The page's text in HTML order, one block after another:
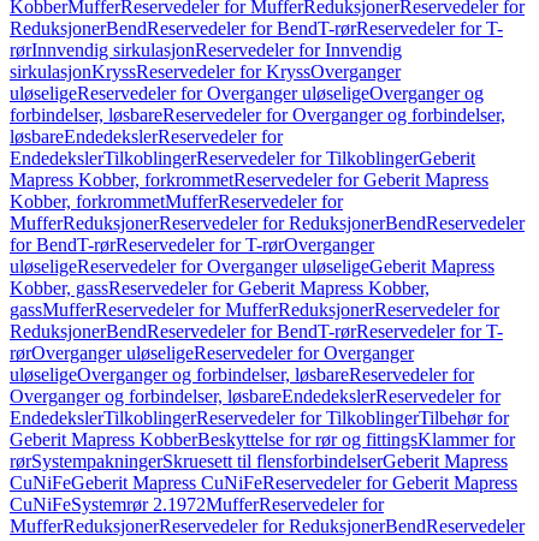
KobberMufferReservedeler for MufferReduksjonerReservedeler for
ReduksjonerBendReservedeler for BendT-rørReservedeler for T-
rørInnvendig sirkulasjonReservedeler for Innvendig
sirkulasjonKryssReservedeler for KryssOverganger
uløseligeReservedeler for Overganger uløseligeOverganger og
forbindelser, løsbareReservedeler for Overganger og forbindelser,
løsbareEndedekslerReservedeler for
EndedekslerTilkoblingerReservedeler for TilkoblingerGeberit
Mapress Kobber, forkrommetReservedeler for Geberit Mapress
Kobber, forkrommetMufferReservedeler for
MufferReduksjonerReservedeler for ReduksjonerBendReservedeler
for BendT-rørReservedeler for T-rørOverganger
uløseligeReservedeler for Overganger uløseligeGeberit Mapress
Kobber, gassReservedeler for Geberit Mapress Kobber,
gassMufferReservedeler for MufferReduksjonerReservedeler for
ReduksjonerBendReservedeler for BendT-rørReservedeler for T-
rørOverganger uløseligeReservedeler for Overganger
uløseligeOverganger og forbindelser, løsbareReservedeler for
Overganger og forbindelser, løsbareEndedekslerReservedeler for
EndedekslerTilkoblingerReservedeler for TilkoblingerTilbehør for
Geberit Mapress KobberBeskyttelse for rør og fittingsKlammer for
rørSystempakningerSkruesett til flensforbindelserGeberit Mapress
CuNiFeGeberit Mapress CuNiFeReservedeler for Geberit Mapress
CuNiFeSystemrør 2.1972MufferReservedeler for
MufferReduksjonerReservedeler for ReduksjonerBendReservedeler